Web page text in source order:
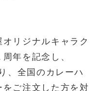
リジナルキャラク
年を記念し、
、全国のカレーハ
ご注文した方を対